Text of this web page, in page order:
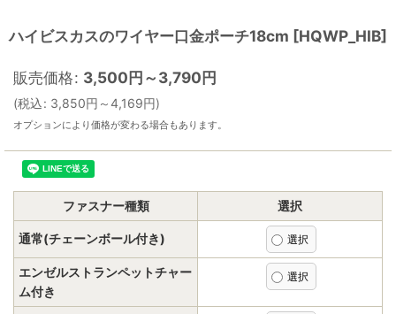
ハイビスカスのワイヤー口金ポーチ18cm [HQWP_HIB]
販売価格: 3,500円～3,790円
(税込: 3,850円 ～4,169円)
オプションにより価格が変わる場合もあります。
ファスナー種類 選択
通常(チェーンボール付き)
エンゼルストランペットチャー
ム付き